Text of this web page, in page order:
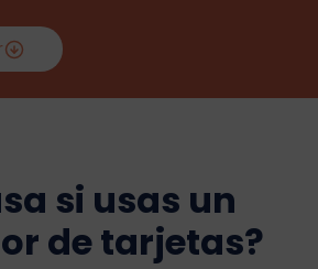
si usas un
de tarjetas?